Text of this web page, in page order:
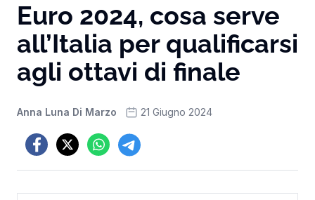
Euro 2024, cosa serve
all’Italia per qualificarsi
agli ottavi di finale
Anna Luna Di Marzo 21 Giugno 2024